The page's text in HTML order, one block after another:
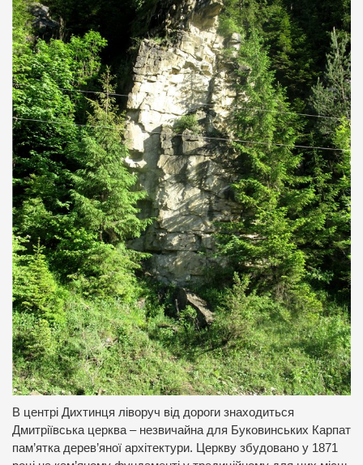
В центрі Дихтинця ліворуч від дороги знаходиться
Дмитріївська церква – незвичайна для Буковинських Карпат
пам’ятка дерев’яної архітектури. Церкву збудовано у 1871